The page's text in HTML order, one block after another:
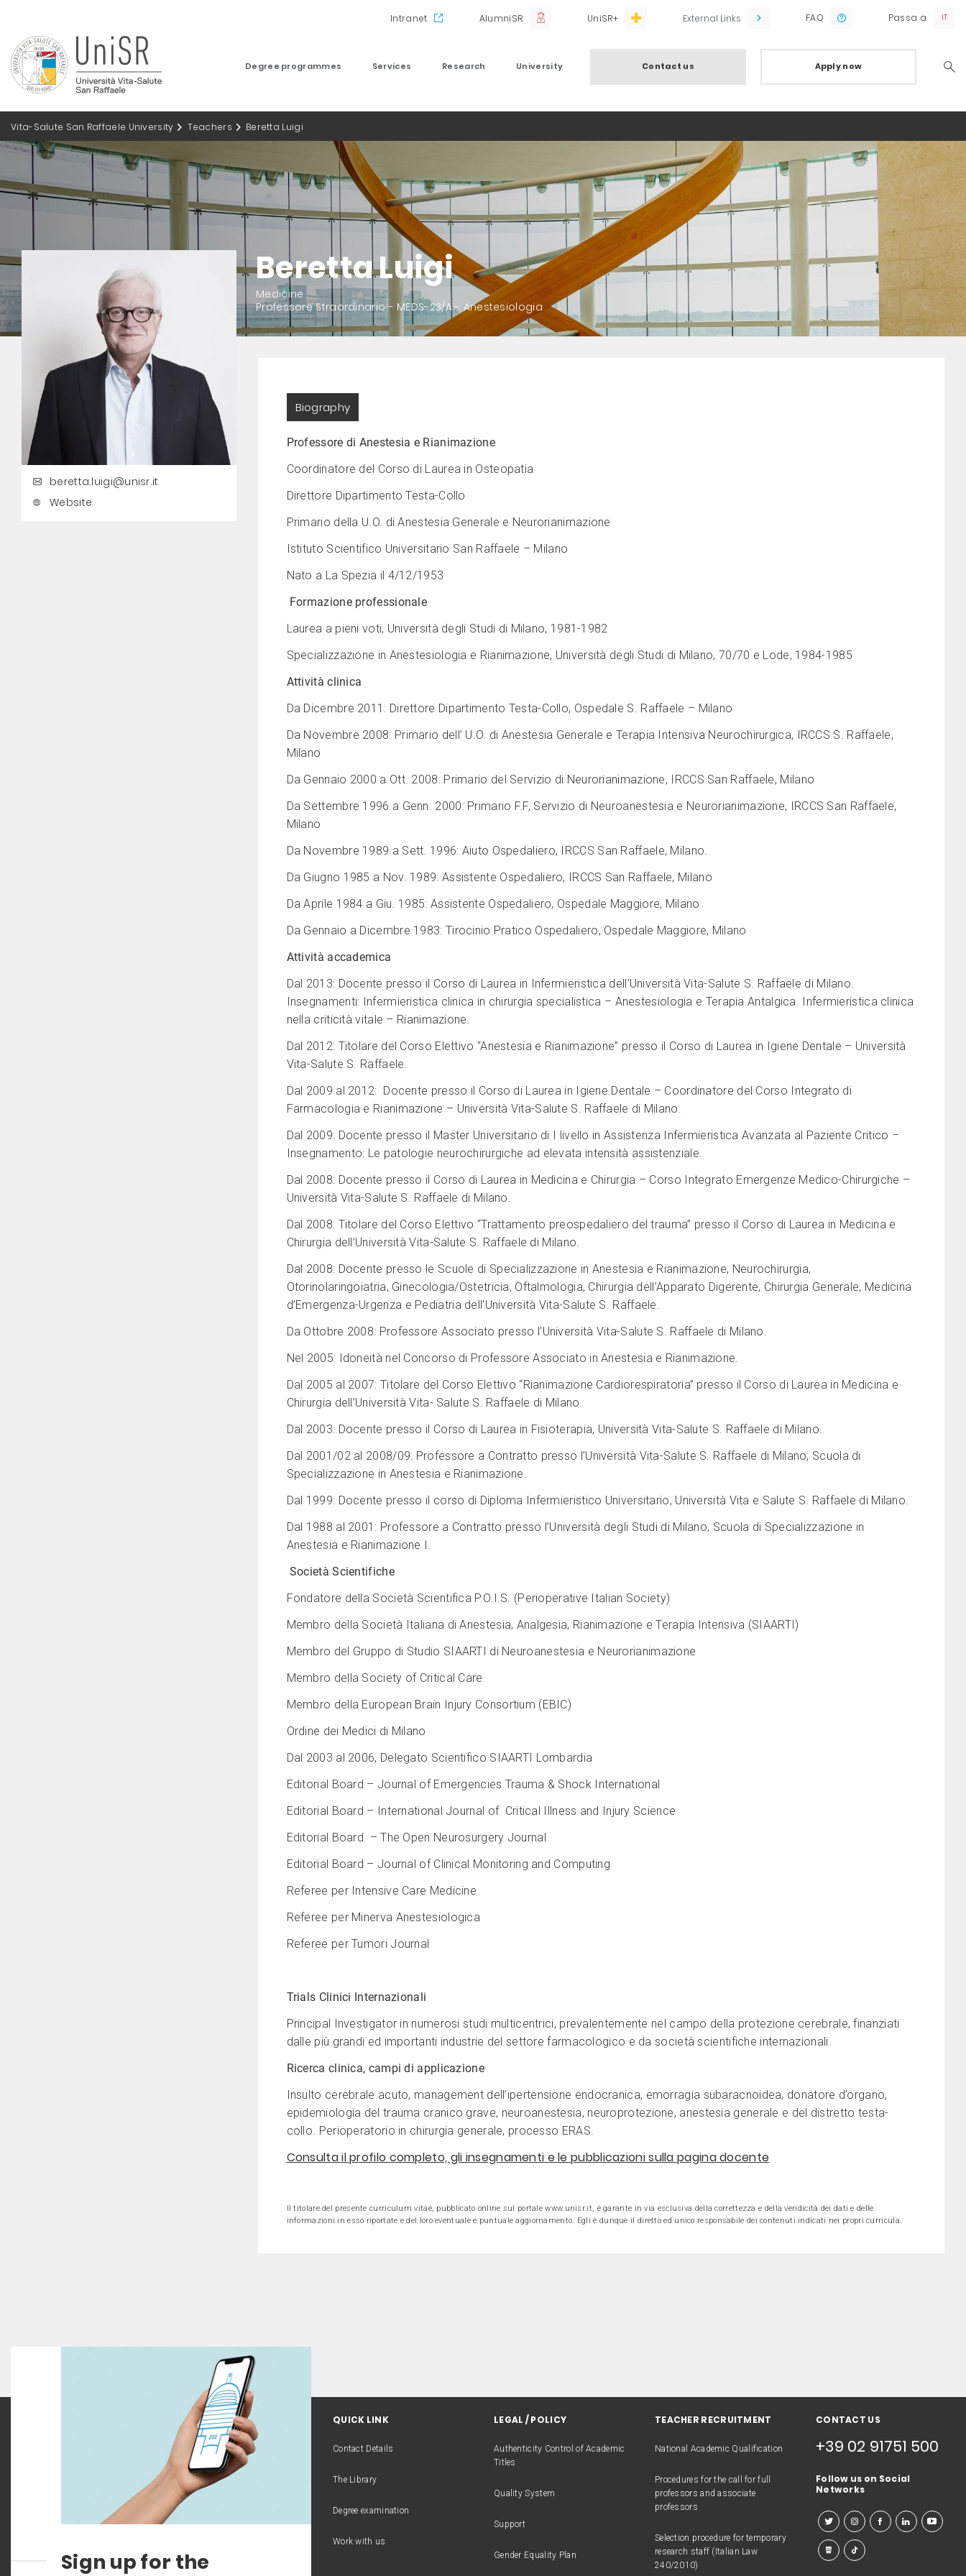
Intranet AlumniSR UniSR+ External Links FAQ Passa a
Degree programmes Services Research University Contact us Apply now
Vita-Salute San Raffaele University Teachers Beretta Luigi
Beretta Luigi
Medicine
Professore Straordinario - MEDS-23/A - Anestesiologia
beretta.luigi@unisr.it
Website
Biography
Professore di Anestesia e Rianimazione
Coordinatore del Corso di Laurea in Osteopatia
Direttore Dipartimento Testa-Collo
Primario della U.O. di Anestesia Generale e Neurorianimazione
Istituto Scientifico Universitario San Raffaele – Milano
Nato a La Spezia il 4/12/1953
Formazione professionale
Laurea a pieni voti, Università degli Studi di Milano, 1981-1982
Specializzazione in Anestesiologia e Rianimazione, Università degli Studi di Milano, 70/70 e Lode, 1984-1985
Attività clinica
Da Dicembre 2011: Direttore Dipartimento Testa-Collo, Ospedale S. Raffaele – Milano
Da Novembre 2008: Primario dell’ U.O. di Anestesia Generale e Terapia Intensiva Neurochirurgica, IRCCS S. Raffaele,
Milano
Da Gennaio 2000 a Ott. 2008: Primario del Servizio di Neurorianimazione, IRCCS San Raffaele, Milano
Da Settembre 1996 a Genn. 2000: Primario F.F, Servizio di Neuroanestesia e Neurorianimazione, IRCCS San Raffaele,
Milano
Da Novembre 1989 a Sett. 1996: Aiuto Ospedaliero, IRCCS San Raffaele, Milano.
Da Giugno 1985 a Nov. 1989: Assistente Ospedaliero, IRCCS San Raffaele, Milano
Da Aprile 1984 a Giu. 1985: Assistente Ospedaliero, Ospedale Maggiore, Milano
Da Gennaio a Dicembre 1983: Tirocinio Pratico Ospedaliero, Ospedale Maggiore, Milano
Attività accademica
Dal 2013: Docente presso il Corso di Laurea in Infermieristica dell’Università Vita-Salute S. Raffaele di Milano.
Insegnamenti: Infermieristica clinica in chirurgia specialistica – Anestesiologia e Terapia Antalgica. Infermieristica clinica
nella criticità vitale – Rianimazione.
Dal 2012: Titolare del Corso Elettivo “Anestesia e Rianimazione” presso il Corso di Laurea in Igiene Dentale – Università
Vita-Salute S. Raffaele.
Dal 2009 al 2012: Docente presso il Corso di Laurea in Igiene Dentale – Coordinatore del Corso Integrato di
Farmacologia e Rianimazione – Università Vita-Salute S. Raffaele di Milano.
Dal 2009: Docente presso il Master Universitario di I livello in Assistenza Infermieristica Avanzata al Paziente Critico –
Insegnamento: Le patologie neurochirurgiche ad elevata intensità assistenziale.
Dal 2008: Docente presso il Corso di Laurea in Medicina e Chirurgia – Corso Integrato Emergenze Medico-Chirurgiche –
Università Vita-Salute S. Raffaele di Milano.
Dal 2008: Titolare del Corso Elettivo “Trattamento preospedaliero del trauma” presso il Corso di Laurea in Medicina e
Chirurgia dell’Università Vita-Salute S. Raffaele di Milano.
Dal 2008: Docente presso le Scuole di Specializzazione in Anestesia e Rianimazione, Neurochirurgia,
Otorinolaringoiatria, Ginecologia/Ostetricia, Oftalmologia, Chirurgia dell’Apparato Digerente, Chirurgia Generale, Medicina
d’Emergenza-Urgenza e Pediatria dell’Università Vita-Salute S. Raffaele.
Da Ottobre 2008: Professore Associato presso l’Università Vita-Salute S. Raffaele di Milano.
Nel 2005: Idoneità nel Concorso di Professore Associato in Anestesia e Rianimazione.
Dal 2005 al 2007: Titolare del Corso Elettivo “Rianimazione Cardiorespiratoria” presso il Corso di Laurea in Medicina e
Chirurgia dell’Università Vita- Salute S. Raffaele di Milano.
Dal 2003: Docente presso il Corso di Laurea in Fisioterapia, Università Vita-Salute S. Raffaele di Milano.
Dal 2001/02 al 2008/09: Professore a Contratto presso l’Università Vita-Salute S. Raffaele di Milano, Scuola di
Specializzazione in Anestesia e Rianimazione.
Dal 1999: Docente presso il corso di Diploma Infermieristico Universitario, Università Vita e Salute S. Raffaele di Milano.
Dal 1988 al 2001: Professore a Contratto presso l’Università degli Studi di Milano, Scuola di Specializzazione in
Anestesia e Rianimazione I.
Società Scientifiche
Fondatore della Società Scientifica P.O.I.S. (Perioperative Italian Society)
Membro della Società Italiana di Anestesia, Analgesia, Rianimazione e Terapia Intensiva (SIAARTI)
Membro del Gruppo di Studio SIAARTI di Neuroanestesia e Neurorianimazione
Membro della Society of Critical Care
Membro della European Brain Injury Consortium (EBIC)
Ordine dei Medici di Milano
Dal 2003 al 2006, Delegato Scientifico SIAARTI Lombardia
Editorial Board – Journal of Emergencies Trauma & Shock International
Editorial Board – International Journal of Critical Illness and Injury Science
Editorial Board – The Open Neurosurgery Journal
Editorial Board – Journal of Clinical Monitoring and Computing
Referee per Intensive Care Medicine
Referee per Minerva Anestesiologica
Referee per Tumori Journal
Trials Clinici Internazionali
Principal Investigator in numerosi studi multicentrici, prevalentemente nel campo della protezione cerebrale, finanziati
dalle più grandi ed importanti industrie del settore farmacologico e da società scientifiche internazionali.
Ricerca clinica, campi di applicazione
Insulto cerebrale acuto, management dell’ipertensione endocranica, emorragia subaracnoidea, donatore d’organo,
epidemiologia del trauma cranico grave, neuroanestesia, neuroprotezione, anestesia generale e del distretto testa-
collo. Perioperatorio in chirurgia generale, processo ERAS.
Consulta il profilo completo, gli insegnamenti e le pubblicazioni sulla pagina docente
Il titolare del presente curriculum vitae, pubblicato online sul portale www.unisr.it, è garante in via esclusiva della correttezza e della veridicità dei dati e delle
informazioni in esso riportate e del loro eventuale e puntuale aggiornamento. Egli è dunque il diretto ed unico responsabile dei contenuti indicati nei propri curricula.
Sign up for the
QUICK LINK
Contact Details
The Library
Degree examination
Work with us
LEGAL / POLICY
Authenticity Control of Academic
Titles
Quality System
Support
Gender Equality Plan
TEACHER RECRUITMENT
National Academic Qualification
Procedures for the call for full
professors and associate
professors
Selection procedure for temporary
research staff (Italian Law
240/2010)
CONTACT US
+39 02 91751 500
Follow us on Social
Networks